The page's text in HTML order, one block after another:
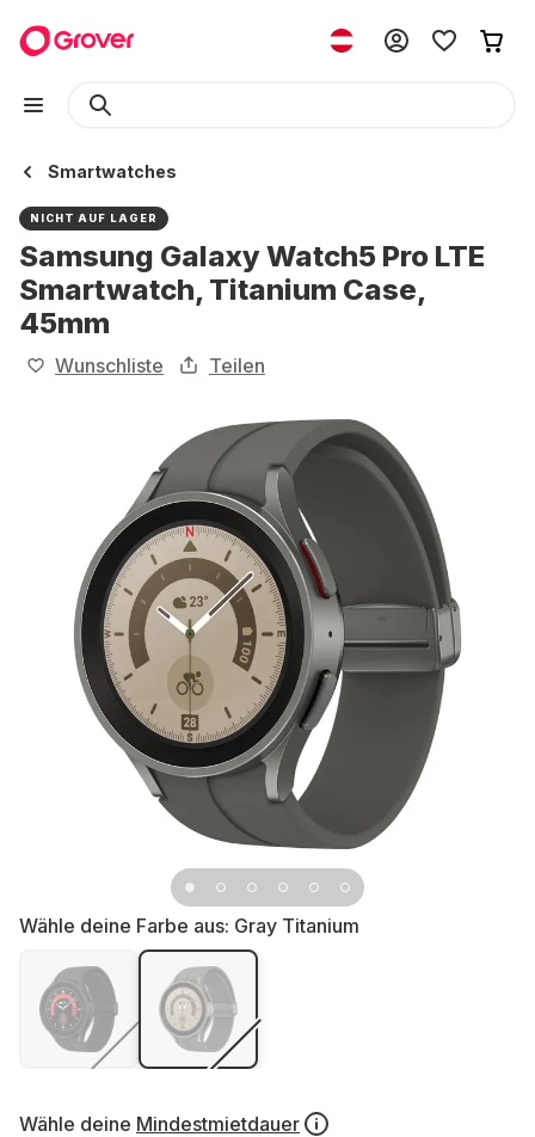
Smartwatches
NICHT AUF LAGER
Samsung Galaxy Watch5 Pro LTE
Smartwatch, Titanium Case,
45mm
Wunschliste Teilen
Wähle deine Farbe aus: Gray Titanium
Wähle deine Mindestmietdauer